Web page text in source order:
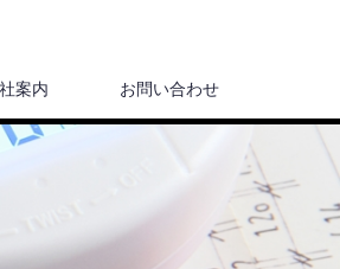
案内 お問い合わせ